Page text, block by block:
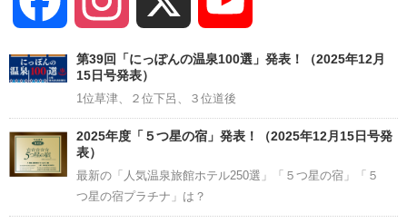
Channel
第39回「にっぽんの温泉100選」発表！（2025年12月
15日号発表）
1位草津、２位下呂、３位道後
2025年度「５つ星の宿」発表！（2025年12月15日号発
表）
最新の「人気温泉旅館ホテル250選」「５つ星の宿」「５
つ星の宿プラチナ」は？